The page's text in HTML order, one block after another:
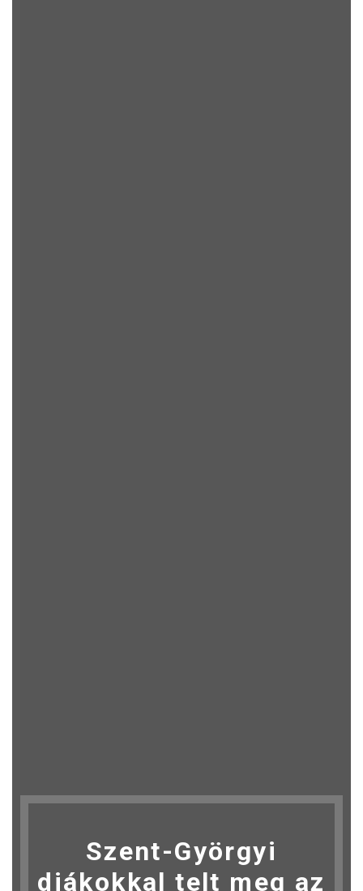
Szent-Györgyi
diákokkal telt meg az